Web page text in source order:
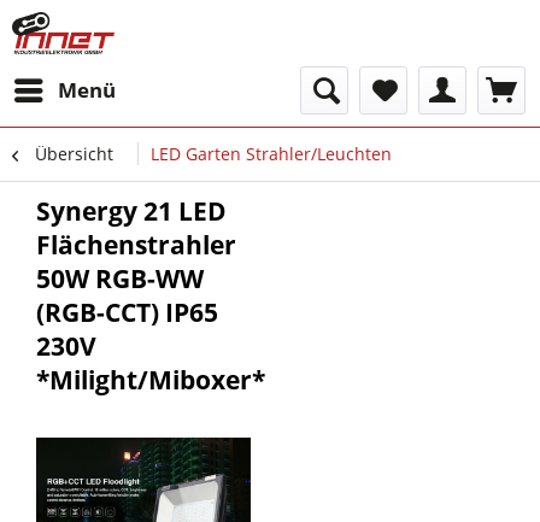
Menü
Übersicht LED Garten Strahler/Leuchten
Synergy 21 LED
Flächenstrahler
50W RGB-WW
(RGB-CCT) IP65
230V
*Milight/Miboxer*